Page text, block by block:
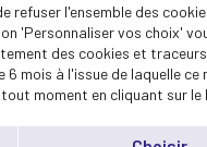
refuser l'ensemble des
'Personnaliser vos choix'
des cookies et
6 mois à l'issue de laquelle
moment en cliquant sur le